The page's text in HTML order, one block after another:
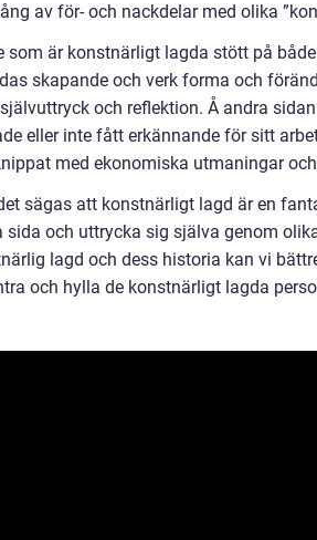
av för- och nackdelar med olika
som är konstnärligt lagda stött på
skapande och verk forma och
och reflektion. Å andra
eller inte fått erkännande för sitt
med ekonomiska utmaningar
sägas att konstnärligt lagd är en
sida och uttrycka sig själva genom
lagd och dess historia kan vi
och hylla de konstnärligt lagda